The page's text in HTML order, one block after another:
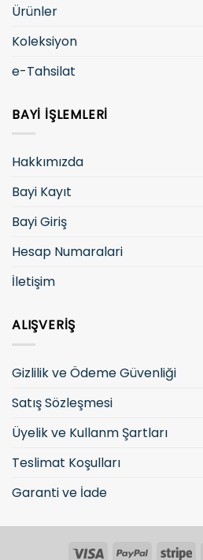
Ürünler
Koleksiyon
e-Tahsilat
BAYI İŞLEMLERI
Hakkımızda
Bayi Kayıt
Bayi Giriş
Hesap Numaralari
İletişim
ALIŞVERIŞ
Gizlilik ve Ödeme Güvenliği
Satış Sözleşmesi
Üyelik ve Kullanm Şartları
Teslimat Koşulları
Garanti ve İade